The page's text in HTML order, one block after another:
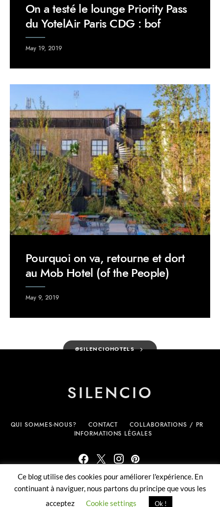
On a testé le lounge Priority Pass
du YotelAir Paris CDG : bof
May 19, 2019
Pourquoi on va, retourne et dort
au Mob Hotel (of the People)
May 9, 2019
@SILENCIOHOTELS
SILENCIO
QUI SOMMES-NOUS? CONTACT
COLLABORATIONS / PR
INFORMATIONS LÉGALES
Ce blog utilise des cookies pour améliorer l'expérience. En
continuant à naviguer, nous partons du principe que vous les
acceptez
Cookie settings Ok !